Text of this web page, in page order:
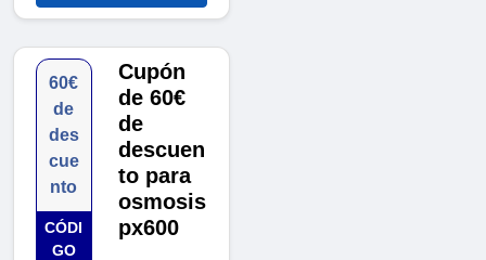
60€
de
des
cue
nto
CÓDI
GO
Cupón
de 60€
de
descuen
to para
osmosis
px600